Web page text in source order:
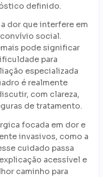
definido.
dor que interfere em
social.
pode significar
para
especializada
é realmente
com clareza,
de tratamento.
focada em dor e
invasivos, como a
cuidado passa
acessível e
caminho para